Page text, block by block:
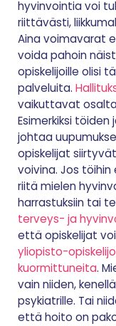
hyvinvointia voi
riittävästi,
Aina voimavarat
voida pahoin
opiskelijoille olisi
palveluita.
vaikuttavat
Esimerkiksi
johtaa
opiskelijat
voivina. Jos
riitä mielen
harrastuksiin tai
terveys- ja
että opiskelijat
yliopisto-
kuormittuneita.
vain niiden,
psykiatrille. Tai
että hoito on